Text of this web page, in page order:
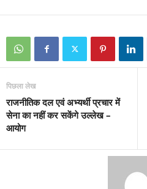
पिछला लेख
राजनीतिक दल एवं अभ्यर्थी प्रचार में
सेना का नहीं कर सकेंगे उल्लेख –
आयोग